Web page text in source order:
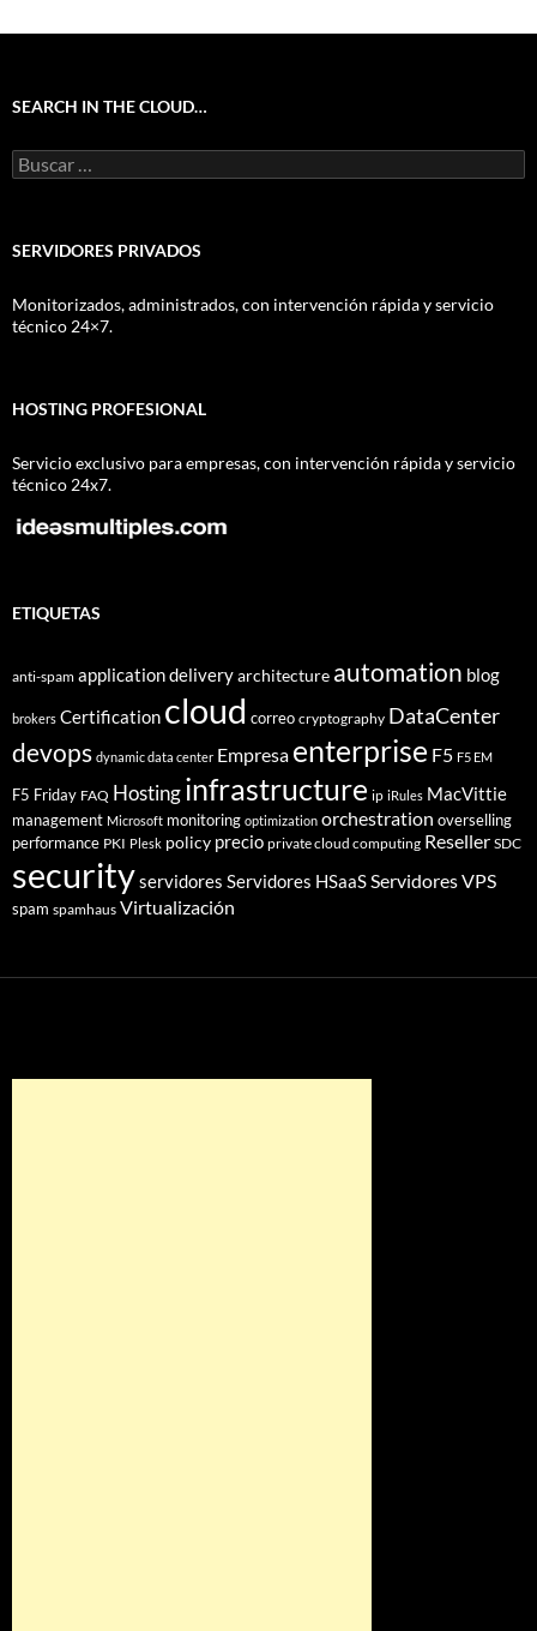
SEARCH IN THE CLOUD…
Buscar:
SERVIDORES PRIVADOS
Monitorizados, administrados, con intervención rápida y servicio
técnico 24×7.
HOSTING PROFESIONAL
Servicio exclusivo para empresas, con intervención rápida y servicio
técnico 24x7.
ETIQUETAS
anti-spam application deliveryarchitecture automation blog
brokers Certification cloud correo cryptography DataCenter
devops dynamic data center Empresa enterprise F5 F5 EM
F5 Friday FAQ Hostinginfrastructure ip iRules MacVittie
management Microsoft monitoring optimization orchestration overselling
performance PKI Plesk policy precio private cloud computing Reseller SDC
securityservidores Servidores HSaaSServidores VPS
spam spamhaus Virtualización